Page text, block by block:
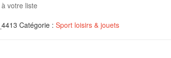
votre liste
Catégorie : Sport loisirs & jouets